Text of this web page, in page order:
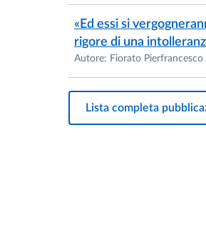
«Ed essi si
rigore di una
Autore: Fiorato Pierfrancesco
Lista completa